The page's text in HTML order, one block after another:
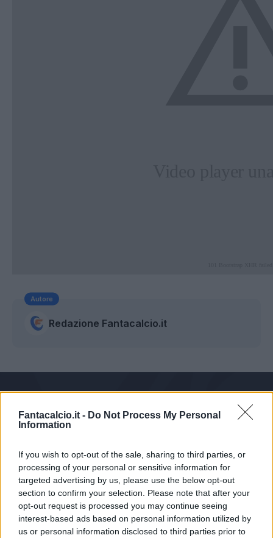
Fantacalcio.it - Do Not Process My Personal
Information
If you wish to opt-out of the sale, sharing to third parties, or
processing of your personal or sensitive information for
targeted advertising by us, please use the below opt-out
section to confirm your selection. Please note that after your
opt-out request is processed you may continue seeing
interest-based ads based on personal information utilized by
us or personal information disclosed to third parties prior to
Autore
Redazione Fantacalcio.it
Le nostre app
Fantacalcio® Serie A Enilive
Leghe Fantacalcio® Serie A Enilive
EuroLeghe Fantacalcio®